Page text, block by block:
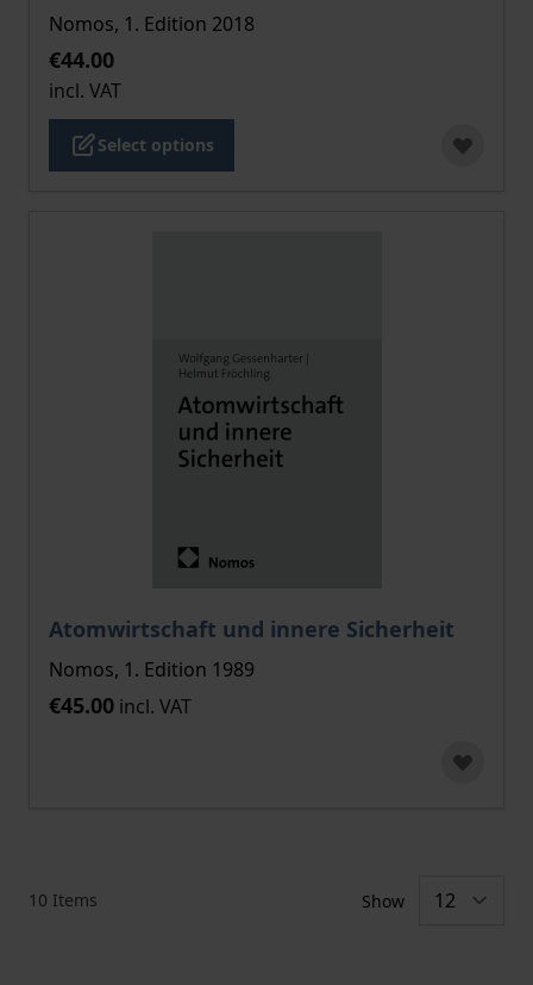
Nomos, 1. Edition 2018
€44.00
incl. VAT
Select options
Atomwirtschaft und innere Sicherheit
Nomos, 1. Edition 1989
€45.00 incl. VAT
10 Items Show